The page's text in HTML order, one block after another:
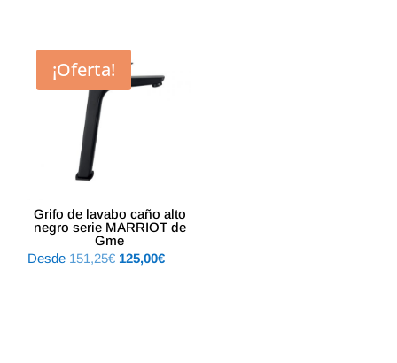
330,33€.
es:
270,00€.
¡Oferta!
Grifo de lavabo caño alto
negro serie MARRIOT de
Gme
Desde 151,25€ El
125,00€El